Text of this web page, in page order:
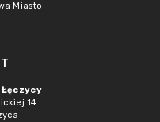
Miasto
Łęczycy
14